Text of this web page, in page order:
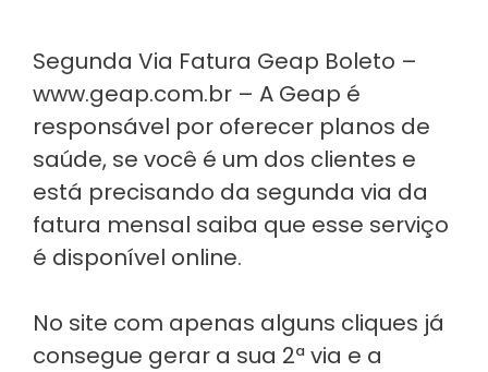
Segunda Via Fatura Geap Boleto –
www.geap.com.br – A Geap é
responsável por oferecer planos de
saúde, se você é um dos clientes e
está precisando da segunda via da
fatura mensal saiba que esse serviço
é disponível online.
No site com apenas alguns cliques já
consegue gerar a sua 2ª via e a